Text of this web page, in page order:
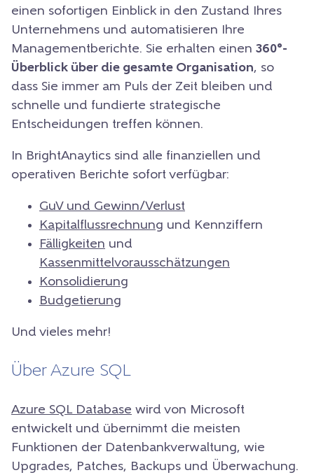
einen sofortigen Einblick in den Zustand Ihres
Unternehmens und automatisieren Ihre
Managementberichte. Sie erhalten einen 360°-
Überblick über die gesamte Organisation, so
dass Sie immer am Puls der Zeit bleiben und
schnelle und fundierte strategische
Entscheidungen treffen können.
In BrightAnaytics sind alle finanziellen und
operativen Berichte sofort verfügbar:
GuV und Gewinn/Verlust
Kapitalflussrechnung und Kennziffern
Fälligkeiten und
Kassenmittelvorausschätzungen
Konsolidierung
Budgetierung
Und vieles mehr!
Über Azure SQL
Azure SQL Database wird von Microsoft
entwickelt und übernimmt die meisten
Funktionen der Datenbankverwaltung, wie
Upgrades, Patches, Backups und Überwachung.